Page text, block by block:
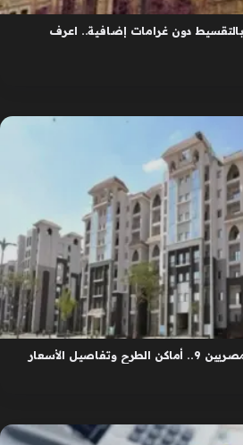
دون غرامات إضافية.. اعرف
الأسعار